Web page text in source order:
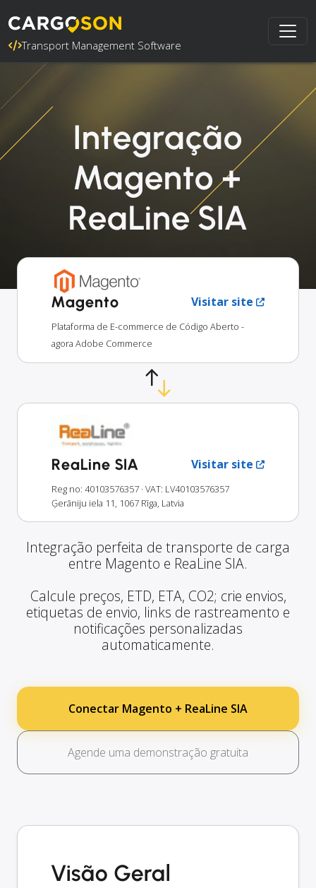
Transport Management Software
Integração
Magento +
ReaLine SIA
Magento Visitar site
Plataforma de E-commerce de Código Aberto -
agora Adobe Commerce
ReaLine SIA Visitar site
Reg no: 40103576357 · VAT: LV40103576357
Ģerāniju iela 11, 1067 Rīga, Latvia
Integração perfeita de transporte de carga
entre Magento e ReaLine SIA.
Calcule preços, ETD, ETA, CO2; crie envios,
etiquetas de envio, links de rastreamento e
notificações personalizadas
automaticamente.
Conectar Magento + ReaLine SIA
Agende uma demonstração gratuita
Visão Geral